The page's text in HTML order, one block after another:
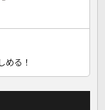
める！